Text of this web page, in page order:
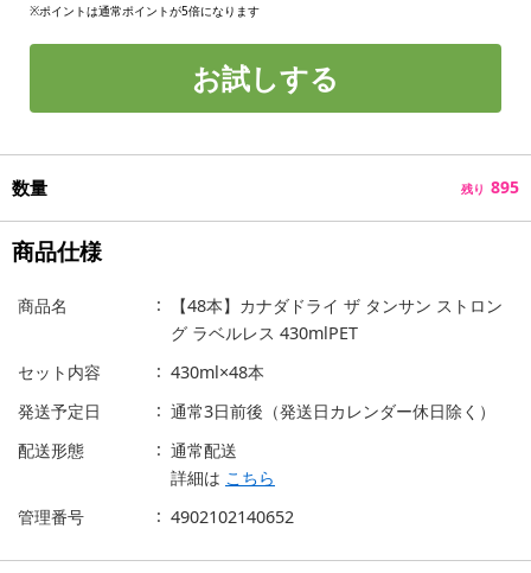
※ポイントは通常ポイントが5倍になります
お試しする
数量 残り 895
商品仕様
商品名
【48本】カナダドライ ザ タンサン ストロン
グ ラベルレス 430mlPET
セット内容
430ml×48本
発送予定日
通常3日前後（発送日カレンダー休日除く）
配送形態
通常配送
詳細は こちら
管理番号
4902102140652